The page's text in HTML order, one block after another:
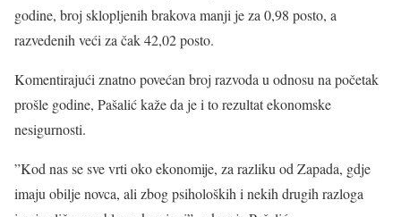
godine, broj sklopljenih brakova manji je za 0,98 posto, a
razvedenih veći za čak 42,02 posto.
Komentirajući znatno povećan broj razvoda u odnosu na početak
prošle godine, Pašalić kaže da je i to rezultat ekonomske
nesigurnosti.
”Kod nas se sve vrti oko ekonomije, za razliku od Zapada, gdje
imaju obilje novca, ali zbog psiholoških i nekih drugih razloga